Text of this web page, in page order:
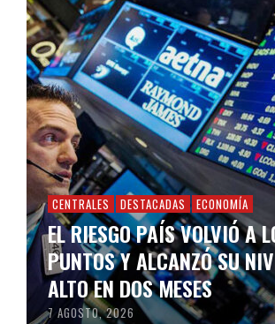
CENTRALES DESTACADAS ECONOMÍA
EL RIESGO PAÍS VOLVIÓ A
PUNTOS Y ALCANZÓ SU
ALTO EN DOS MESES
7 AGOSTO, 2026